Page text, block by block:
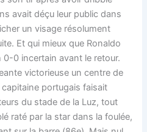
avait déçu leur public dans
un visage résolument
Et qui mieux que Ronaldo
0-0 incertain avant le retour.
victorieuse un centre de
portugais faisait
du stade de la Luz, tout
raté par la star dans la foulée,